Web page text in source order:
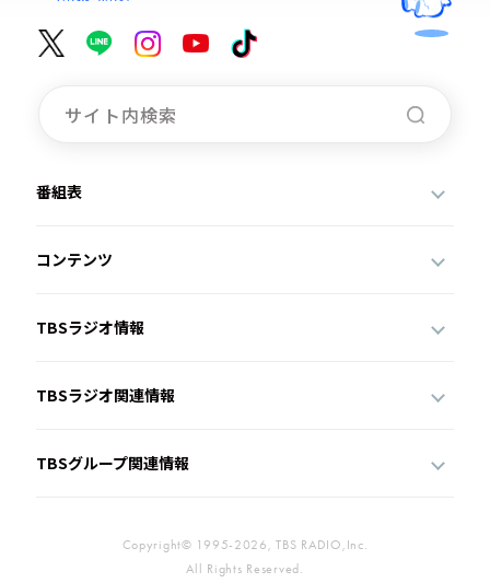
番組表
コンテンツ
TBSラジオ情報
TBSラジオ関連情報
TBSグループ関連情報
Copyright© 1995-2026, TBS RADIO,Inc.
All Rights Reserved.